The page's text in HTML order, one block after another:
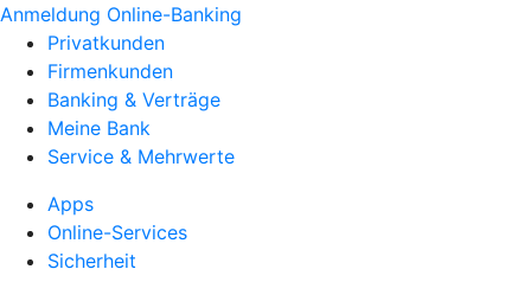
Anmeldung Online-Banking
Privatkunden
Firmenkunden
Banking & Verträge
Meine Bank
Service & Mehrwerte
Apps
Online-Services
Sicherheit